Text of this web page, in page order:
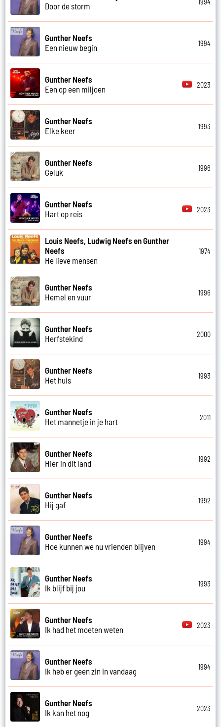
Door de storm
Gunther Neefs
Een nieuw begin
1994
Gunther Neefs
Een op een miljoen
2023
Gunther Neefs
Elke keer
1993
Gunther Neefs
Geluk
1996
Gunther Neefs
Hart op reis
2023
Louis Neefs, Ludwig Neefs en Gunther
Neefs
He lieve mensen
1974
Gunther Neefs
Hemel en vuur
1996
Gunther Neefs
Herfstekind
2000
Gunther Neefs
Het huis
1993
Gunther Neefs
Het mannetje in je hart
2011
Gunther Neefs
Hier in dit land
1992
Gunther Neefs
Hij gaf
1992
Gunther Neefs
Hoe kunnen we nu vrienden blijven
1994
Gunther Neefs
Ik blijf bij jou
1993
Gunther Neefs
Ik had het moeten weten
2023
Gunther Neefs
Ik heb er geen zin in vandaag
1994
Gunther Neefs
Ik kan het nog
2023